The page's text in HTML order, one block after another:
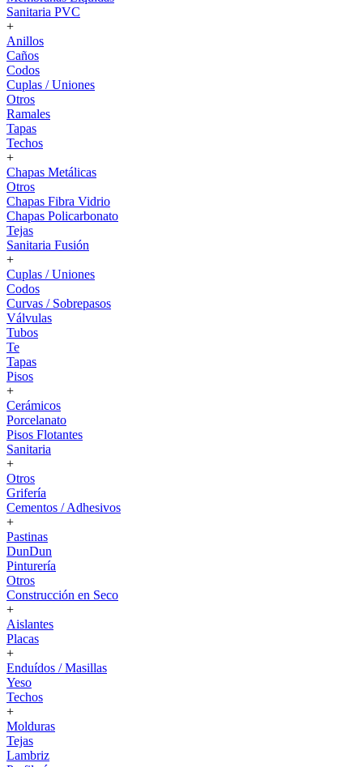
Sanitaria PVC
+
Anillos
Caños
Codos
Cuplas / Uniones
Otros
Ramales
Tapas
Techos
+
Chapas Metálicas
Otros
Chapas Fibra Vidrio
Chapas Policarbonato
Tejas
Sanitaria Fusión
+
Cuplas / Uniones
Codos
Curvas / Sobrepasos
Válvulas
Tubos
Te
Tapas
Pisos
+
Cerámicos
Porcelanato
Pisos Flotantes
Sanitaria
+
Otros
Grifería
Cementos / Adhesivos
+
Pastinas
DunDun
Pinturería
Otros
Construcción en Seco
+
Aislantes
Placas
+
Enduídos / Masillas
Yeso
Techos
+
Molduras
Tejas
Lambriz